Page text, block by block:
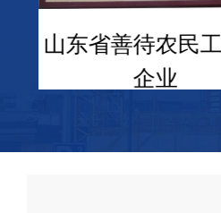
山东省善待农民
企业